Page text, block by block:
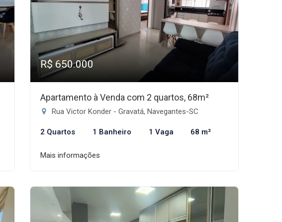
R$ 650.000
Apartamento à Venda com 2 quartos, 68m²
Rua Victor Konder - Gravatá, Navegantes-SC
2 Quartos 1 Banheiro 1 Vaga 68 m²
Mais informações